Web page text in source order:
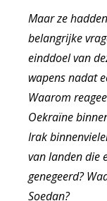
Maar ze
belangrijke
einddoel van
wapens nadat
Waarom
Oekraïne
Irak
van landen die
genegeerd?
Soedan?